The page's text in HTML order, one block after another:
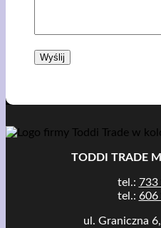
TODDI TRADE
tel.: 733
tel.: 606
ul. Graniczna